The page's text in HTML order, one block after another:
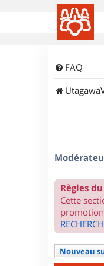
FAQ
Règles
Cette
Nouveau